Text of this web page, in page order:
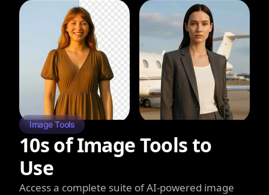
Image Tools
10s of Image Tools to
Use
Access a complete suite of AI-powered image